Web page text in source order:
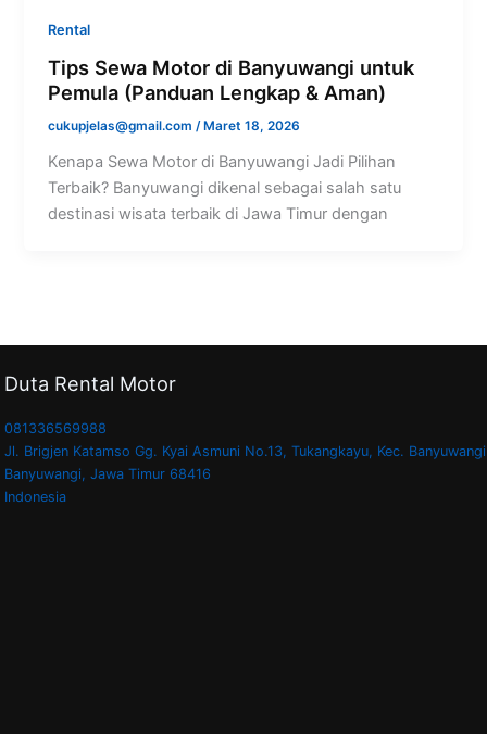
Rental
Tips Sewa Motor di Banyuwangi untuk
Pemula (Panduan Lengkap & Aman)
cukupjelas@gmail.com/Maret 18, 2026
Kenapa Sewa Motor di Banyuwangi Jadi Pilihan
Terbaik? Banyuwangi dikenal sebagai salah satu
destinasi wisata terbaik di Jawa Timur dengan
Duta Rental Motor
081336569988
Jl. Brigjen Katamso Gg. Kyai Asmuni No.13, Tukangkayu, Kec. Banyuwangi
Banyuwangi, Jawa Timur 68416
Indonesia